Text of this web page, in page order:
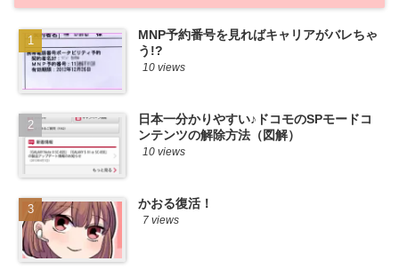
MNP予約番号を見ればキャリアがバレちゃ
う!?
10 views
日本一分かりやすい♪ドコモのSPモードコ
ンテンツの解除方法（図解）
10 views
かおる復活！
7 views